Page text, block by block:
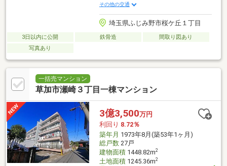
その他の交通
埼玉県ふじみ野市桜ケ丘１丁目
3日以内に公開 鉄骨造
間取り図あり
写真あり
一括売マンション
草加市瀬崎３丁目一棟マンション
3億3,500万円
利回り 8.72％
築年月 1973年8月(築53年1ヶ月)
総戸数27戸
建物面積1448.82m2
土地面積1245.36m2